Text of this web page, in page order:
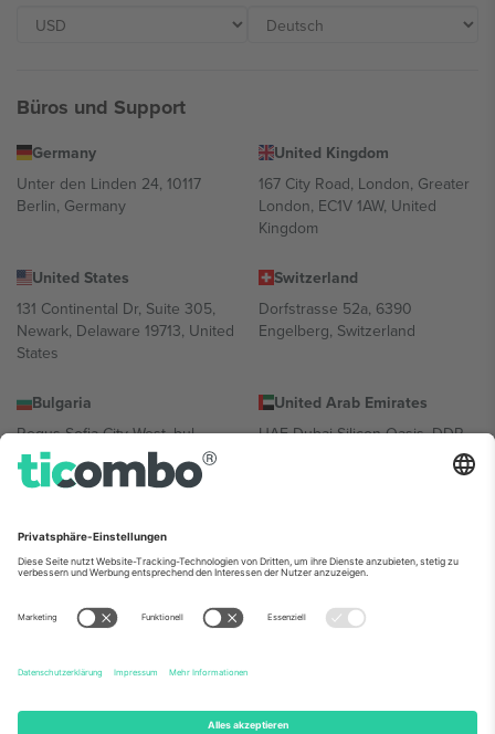
Büros und Support
Germany
Unter den Linden 24, 10117
Berlin, Germany
United Kingdom
167 City Road, London, Greater
London, EC1V 1AW, United
Kingdom
United States
131 Continental Dr, Suite 305,
Newark, Delaware 19713, United
States
Switzerland
Dorfstrasse 52a, 6390
Engelberg, Switzerland
Bulgaria
Regus Sofia City West, bul
Totleben 53-55, 1606 Sofia,
Bulgaria
United Arab Emirates
UAE Dubai Silicon Oasis, DDP
Building A1, Office 302, Dubai,
Mexico
Av Chapultepec 360, Roma
Norte, Cuauhtémoc, 06700
Ciudad de México, CDMX,
Mexico
Die juristische Person des Plattformanbieters kann je nach
Informationen finden Sie auf der jeweiligen Veranstaltungsseite, im